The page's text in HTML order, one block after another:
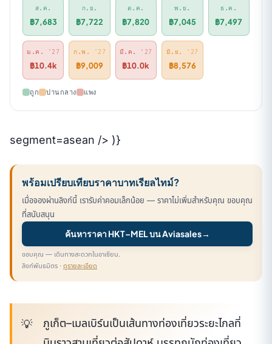
ส.ค.
฿7,683
ก.ย.
฿7,722
ต.ค.
฿7,820
พ.ย.
฿7,045
ธ.ค.
฿7,497
ม.ค. '27
฿10.4k
ก.พ. '27
฿9,009
มี.ค. '27
฿10.0k
มิ.ย. '27
฿8,576
ถูก ปานกลาง แพง
segment=asean /> )}
พร้อมเปรียบเทียบราคาบาทเรียลไทม์?
เมื่อจองผ่านลิงก์นี้ เรารับค่าคอมเล็กน้อย — ราคาไม่เพิ่มสำหรับคุณ ขอบคุณ
ที่สนับสนุน
ค้นหาราคา HKT–MEL บน Aviasales→
ขอบคุณ — เดินทางสะดวกในอาเซียน.
ลิงก์พันธมิตร · ดูรายละเอียด
ภูเก็ต–เมลเบิร์นเป็นเส้นทางท่องเที่ยวระยะไกลที่